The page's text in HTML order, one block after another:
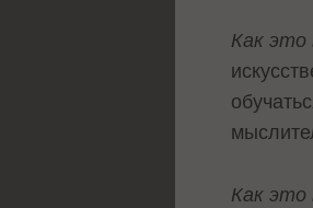
Как
Как это